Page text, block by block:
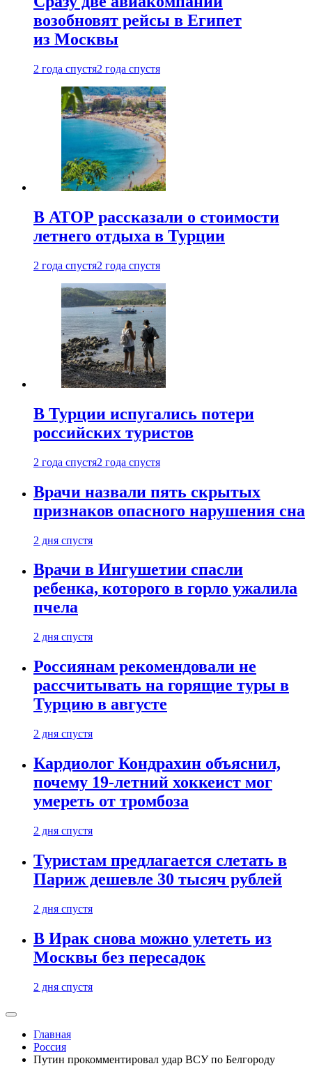
возобновят рейсы в Египет
из Москвы
2 года спустя2 года спустя
В АТОР рассказали о стоимости
летнего отдыха в Турции
2 года спустя2 года спустя
В Турции испугались потери
российских туристов
2 года спустя2 года спустя
Врачи назвали пять скрытых
признаков опасного нарушения сна
2 дня спустя
Врачи в Ингушетии спасли
ребенка, которого в горло ужалила
пчела
2 дня спустя
Россиянам рекомендовали не
рассчитывать на горящие туры в
Турцию в августе
2 дня спустя
Кардиолог Кондрахин объяснил,
почему 19-летний хоккеист мог
умереть от тромбоза
2 дня спустя
Туристам предлагается слетать в
Париж дешевле 30 тысяч рублей
2 дня спустя
В Ирак снова можно улететь из
Москвы без пересадок
2 дня спустя
Главная
Россия
Путин прокомментировал удар ВСУ по Белгороду